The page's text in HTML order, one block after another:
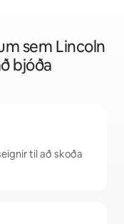
sem Lincoln
bjóða
til að skoða